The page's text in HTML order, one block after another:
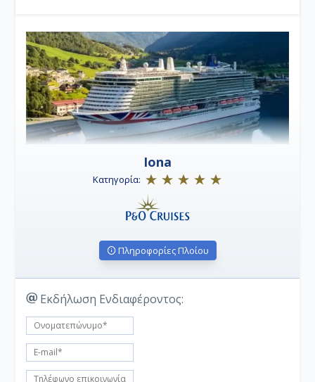
Iona
Κατηγορία:
Πληροφορίες Πλοίου
Εκδήλωση Ενδιαφέροντος: